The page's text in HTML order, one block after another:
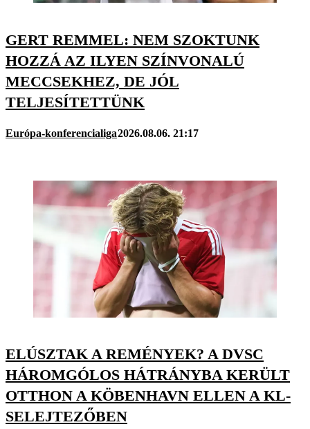
GERT REMMEL: NEM SZOKTUNK
HOZZÁ AZ ILYEN SZÍNVONALÚ
MECCSEKHEZ, DE JÓL
TELJESÍTETTÜNK
Európa-konferencialiga2026.08.06. 21:17
ELÚSZTAK A REMÉNYEK? A DVSC
HÁROMGÓLOS HÁTRÁNYBA KERÜLT
OTTHON A KÖBENHAVN ELLEN A KL-
SELEJTEZŐBEN